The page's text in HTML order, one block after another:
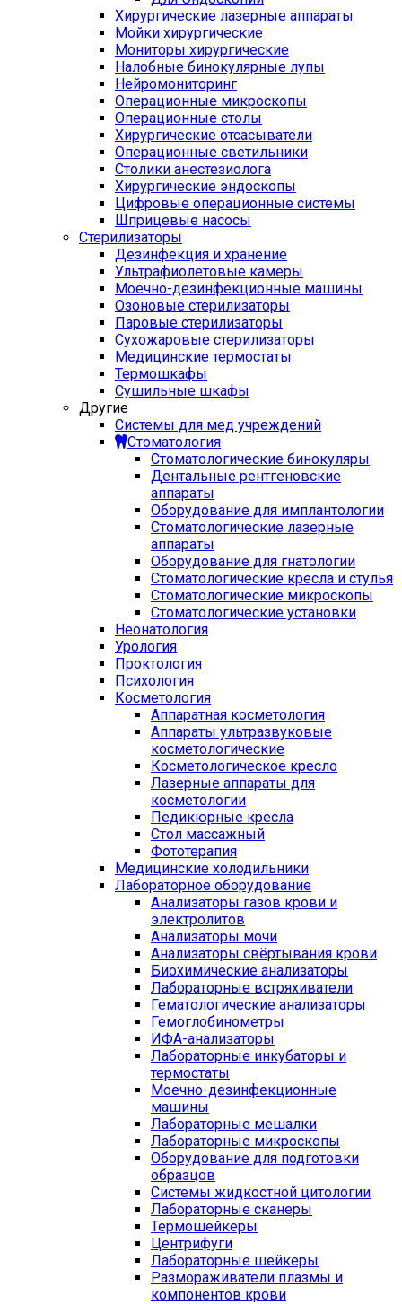
Хирургические лазерные аппараты
Мойки хирургические
Мониторы хирургические
Налобные бинокулярные лупы
Нейромониторинг
Операционные микроскопы
Операционные столы
Хирургические отсасыватели
Операционные светильники
Столики анестезиолога
Хирургические эндоскопы
Цифровые операционные системы
Шприцевые насосы
Стерилизаторы
Дезинфекция и хранение
Ультрафиолетовые камеры
Моечно-дезинфекционные машины
Озоновые стерилизаторы
Паровые стерилизаторы
Сухожаровые стерилизаторы
Медицинские термостаты
Термошкафы
Сушильные шкафы
Другие
Системы для мед учреждений
Стоматология
Стоматологические бинокуляры
Дентальные рентгеновские
аппараты
Оборудование для имплантологии
Стоматологические лазерные
аппараты
Оборудование для гнатологии
Стоматологические кресла и стулья
Стоматологические микроскопы
Стоматологические установки
Неонатология
Урология
Проктология
Психология
Косметология
Аппаратная косметология
Аппараты ультразвуковые
косметологические
Косметологическое кресло
Лазерные аппараты для
косметологии
Педикюрные кресла
Стол массажный
Фототерапия
Медицинские холодильники
Лабораторное оборудование
Анализаторы газов крови и
электролитов
Анализаторы мочи
Анализаторы свёртывания крови
Биохимические анализаторы
Лабораторные встряхиватели
Гематологические анализаторы
Гемоглобинометры
ИФА-анализаторы
Лабораторные инкубаторы и
термостаты
Моечно-дезинфекционные
машины
Лабораторные мешалки
Лабораторные микроскопы
Оборудование для подготовки
образцов
Системы жидкостной цитологии
Лабораторные сканеры
Термошейкеры
Центрифуги
Лабораторные шейкеры
Размораживатели плазмы и
компонентов крови